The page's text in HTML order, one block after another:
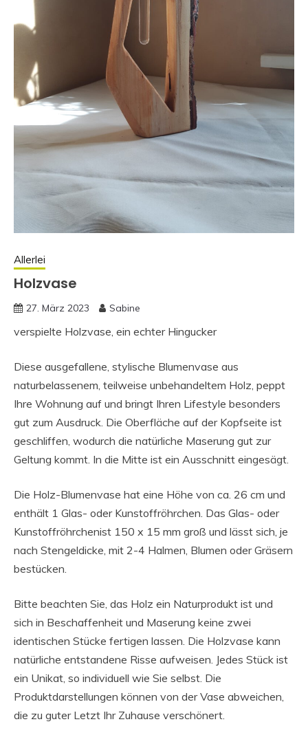
Allerlei
Holzvase
27. März 2023 Sabine
verspielte Holzvase, ein echter Hingucker
Diese ausgefallene, stylische Blumenvase aus
naturbelassenem, teilweise unbehandeltem Holz, peppt
Ihre Wohnung auf und bringt Ihren Lifestyle besonders
gut zum Ausdruck. Die Oberfläche auf der Kopfseite ist
geschliffen, wodurch die natürliche Maserung gut zur
Geltung kommt. In die Mitte ist ein Ausschnitt eingesägt.
Die Holz-Blumenvase hat eine Höhe von ca. 26 cm und
enthält 1 Glas- oder Kunstoffröhrchen. Das Glas- oder
Kunstoffröhrchenist 150 x 15 mm groß und lässt sich, je
nach Stengeldicke, mit 2-4 Halmen, Blumen oder Gräsern
bestücken.
Bitte beachten Sie, das Holz ein Naturprodukt ist und
sich in Beschaffenheit und Maserung keine zwei
identischen Stücke fertigen lassen. Die Holzvase kann
natürliche entstandene Risse aufweisen. Jedes Stück ist
ein Unikat, so individuell wie Sie selbst. Die
Produktdarstellungen können von der Vase abweichen,
die zu guter Letzt Ihr Zuhause verschönert.